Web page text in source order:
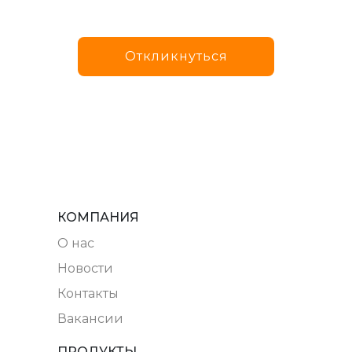
Откликнуться
КОМПАНИЯ
O нас
Новости
Контакты
Вакансии